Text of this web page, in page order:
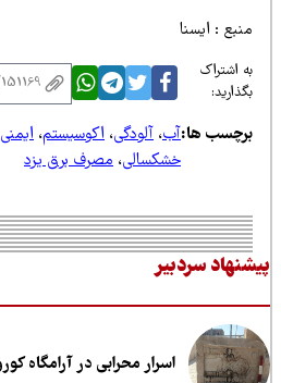
: ایسنا
اشتراک
ها:آب،آلودگی،اکوسیستم،ایمنی برق،
خشکسالی،مصرف برق یزد
سردبیر
اسرار محرابی در آرامگاه کوروش